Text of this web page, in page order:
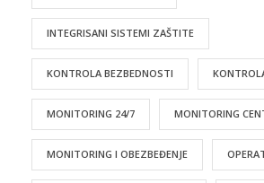
INTEGRISANI SISTEMI ZAŠTITE
KONTROLA BEZBEDNOSTI
MONITORING 24/7 MONITORING
MONITORING I OBEZBEĐENJE